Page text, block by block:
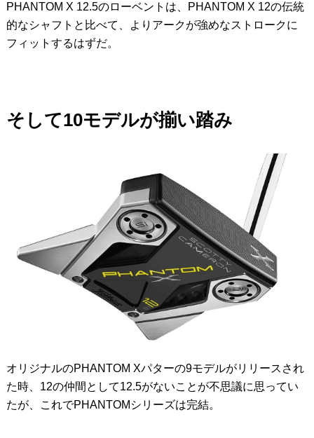
PHANTOM X 12.5のローベントは、PHANTOM X 12の伝統
的なシャフトと比べて、よりアークが強めなストロークに
フィットするはずだ。
そして10モデルが揃い踏み
オリジナルのPHANTOM Xパターの9モデルがリリースされ
た時、12の仲間として12.5がないことが不思議に思ってい
たが、これでPHANTOMシリーズは完結。